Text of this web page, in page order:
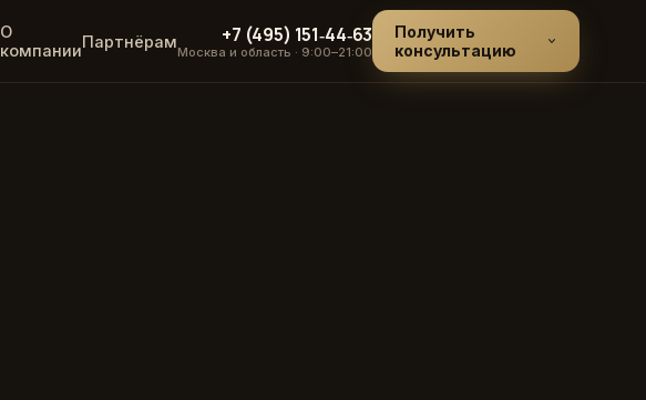
О
компанииПартнёрам +7 (495) 151‑44‑63
Москва и область · 9:00–21:00
Получить
консультацию